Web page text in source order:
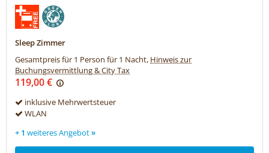
Sleep Zimmer
Gesamtpreis für 1 Person für 1 Nacht, Hinweis zur
Buchungsvermittlung & City Tax
119,00 €
inklusive Mehrwertsteuer
WLAN
+ 1 weiteres Angebot»